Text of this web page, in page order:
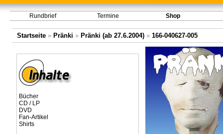
Rundbrief Termine Shop
Startseite» Pränki » Pränki (ab 27.6.2004)» 166-040627-005
Bücher
CD / LP
DVD
Fan-Artikel
Shirts